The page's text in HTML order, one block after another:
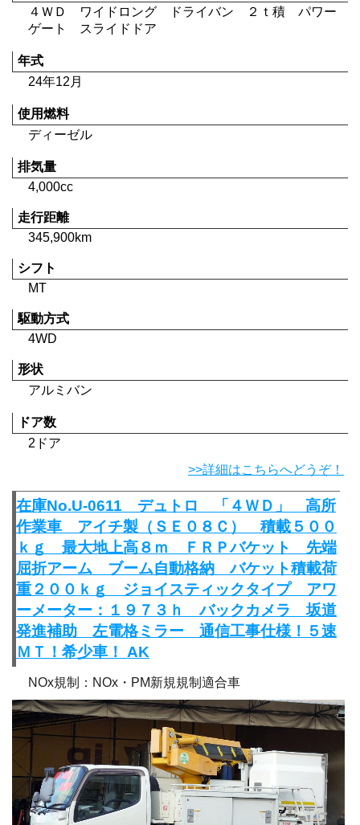
４ＷＤ ワイドロング ドライバン ２ｔ積 パワー
ゲート スライドドア
年式
24年12月
使用燃料
ディーゼル
排気量
4,000cc
走行距離
345,900km
シフト
MT
駆動方式
4WD
形状
アルミバン
ドア数
2ドア
>>詳細はこちらへどうぞ！
在庫No.U-0611 デュトロ 「４ＷＤ」 高所
作業車 アイチ製（ＳＥ０８Ｃ） 積載５００
ｋｇ 最大地上高８ｍ ＦＲＰバケット 先端
屈折アーム ブーム自動格納 バケット積載荷
重２００ｋｇ ジョイスティックタイプ アワ
ーメーター：１９７３ｈ バックカメラ 坂道
発進補助 左電格ミラー 通信工事仕様！５速
ＭＴ！希少車！ AK
NOx規制：NOx・PM新規規制適合車